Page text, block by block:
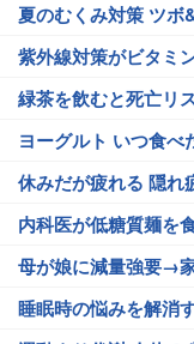
夏のむくみ対策 ツボ
紫外線対策がビタミ
緑茶を飲むと死亡リ
ヨーグルト いつ食べ
休みだが疲れる 隠れ
内科医が低糖質麺を
母が娘に減量強要→
睡眠時の悩みを解消